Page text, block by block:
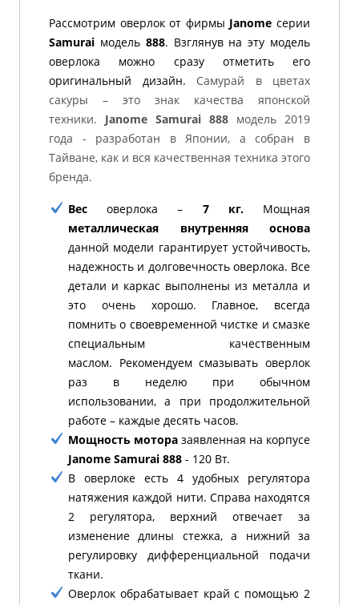
Рассмотрим оверлок от фирмы Janome серии
Samurai модель 888. Взглянув на эту модель
оверлока можно сразу отметить его
оригинальный дизайн. Самурай в цветах
сакуры – это знак качества японской
техники. Janome Samurai 888 модель 2019
года - разработан в Японии, а собран в
Тайване, как и вся качественная техника этого
бренда.
Вес оверлока – 7 кг.Мощная
металлическая внутренняя основа
данной модели гарантирует устойчивость,
надежность и долговечность оверлока. Все
детали и каркас выполнены из металла и
это очень хорошо. Главное, всегда
помнить о своевременной чистке и смазке
специальным качественным
маслом. Рекомендуем смазывать оверлок
раз в неделю при обычном
использовании, а при продолжительной
работе – каждые десять часов.
Мощность мотора заявленная на корпусе
Janome Samurai 888 - 120 Вт.
В оверлоке есть 4 удобных регулятора
натяжения каждой нити. Справа находятся
2 регулятора, верхний отвечает за
изменение длины стежка, а нижний за
регулировку дифференциальной подачи
ткани.
Оверлок обрабатывает край с помощью 2